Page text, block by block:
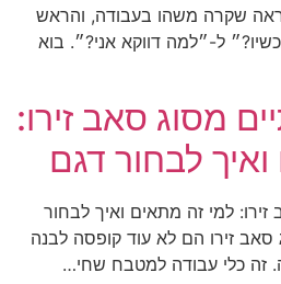
שקרה משהו בעבודה, והראש
ל-״למה דווקא אני?״. בוא
מסוג סאב זירו:
לבחור דגם
למי זה מתאים ואיך לבחור
סאב זירו הם לא עוד קופסה לבנה
זה כלי עבודה למטבח שחי…